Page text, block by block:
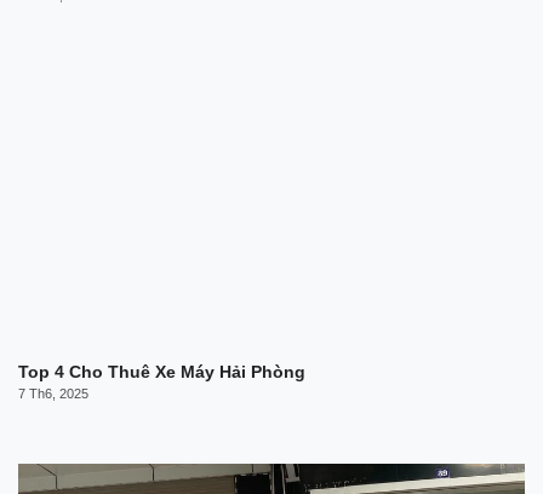
Top 4 Cho Thuê Xe Máy Hải Phòng
7 Th6, 2025